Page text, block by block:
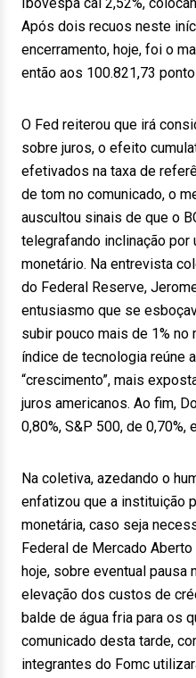
Após dois recuos neste
encerramento, hoje, foi o
então aos 100.821,73
O Fed reiterou que irá
sobre juros, o efeito
efetivados na taxa de
de tom no comunicado, o
auscultou sinais de que o
telegrafando inclinação por
monetário. Na entrevista
do Federal Reserve,
entusiasmo que se
subir pouco mais de 1%
índice de tecnologia reúne
“crescimento”, mais
juros americanos. Ao fim,
0,80%, S&P 500, de 0,70%,
Na coletiva, azedando o
enfatizou que a instituição
monetária, caso seja
Federal de Mercado
hoje, sobre eventual pausa
elevação dos custos de
balde de água fria para os
comunicado desta tarde,
integrantes do Fomc